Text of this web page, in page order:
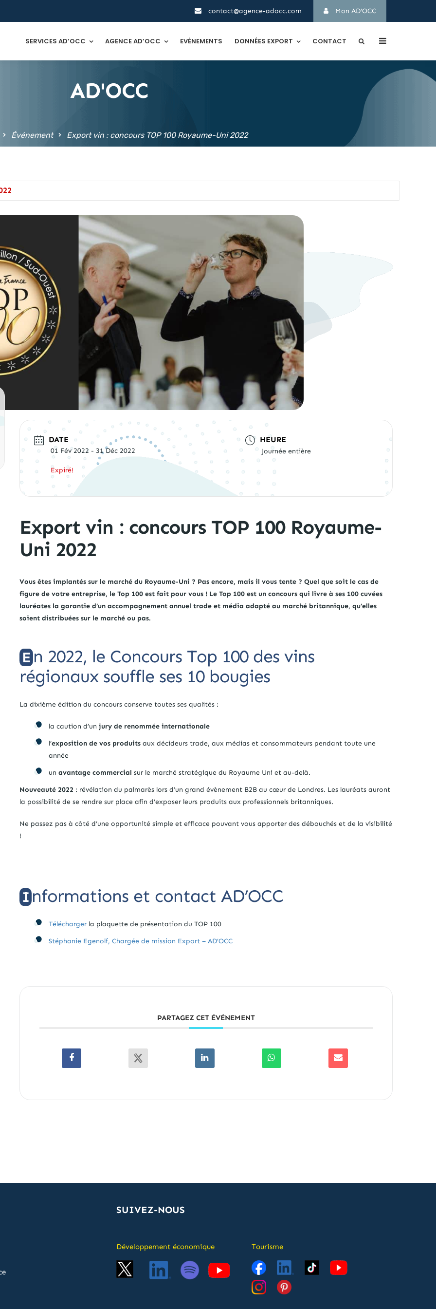
contact@agence-adocc.com Mon AD'OCC
SERVICES AD’OCC AGENCE AD’OCC EVÉNEMENTS DONNÉES EXPORT CONTACT
AD'OCC
Événement Export vin : concours TOP 100 Royaume-Uni 2022
DATE
01 Fév 2022- 31 Déc 2022
Expiré!
HEURE
Journée entière
Export vin : concours TOP 100 Royaume-
Uni 2022
Vous êtes implantés sur le marché du Royaume-Uni ? Pas encore, mais il vous tente ? Quel que soit le cas de
figure de votre entreprise, le Top 100 est fait pour vous ! Le Top 100 est un concours qui livre à ses 100 cuvées
lauréates la garantie d’un accompagnement annuel trade et média adapté au marché britannique, qu’elles
soient distribuées sur le marché ou pas.
En 2022, le Concours Top 100 des vins
régionaux souffle ses 10 bougies
La dixième édition du concours conserve toutes ses qualités :
la caution d’un jury de renommée internationale
l’exposition de vos produitsaux décideurs trade, aux médias et consommateurs pendant toute une
année
un avantage commercial sur le marché stratégique du Royaume Uni et au-delà.
Nouveauté 2022 : révélation du palmarès lors d’un grand évènement B2B au cœur de Londres. Les lauréats auront
la possibilité de se rendre sur place afin d’exposer leurs produits aux professionnels britanniques.
Ne passez pas à côté d’une opportunité simple et efficace pouvant vous apporter des débouchés et de la visibilité
!
Informations et contact AD’OCC
Téléchargerla plaquette de présentation du TOP 100
Stéphanie Egenolf, Chargée de mission Export – AD’OCC
PARTAGEZ CET ÉVÉNEMENT
SUIVEZ-NOUS
Développement économique Tourisme